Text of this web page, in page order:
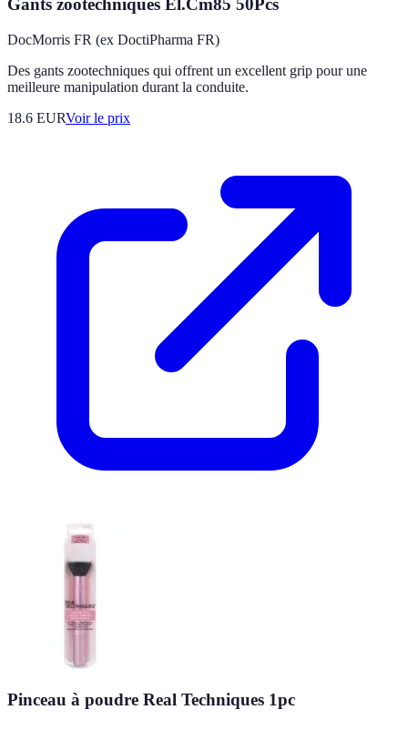
Gants zootechniques El.Cm85 50Pcs
DocMorris FR (ex DoctiPharma FR)
Des gants zootechniques qui offrent un excellent grip pour une
meilleure manipulation durant la conduite.
18.6 EURVoir le prix
Pinceau à poudre Real Techniques 1pc